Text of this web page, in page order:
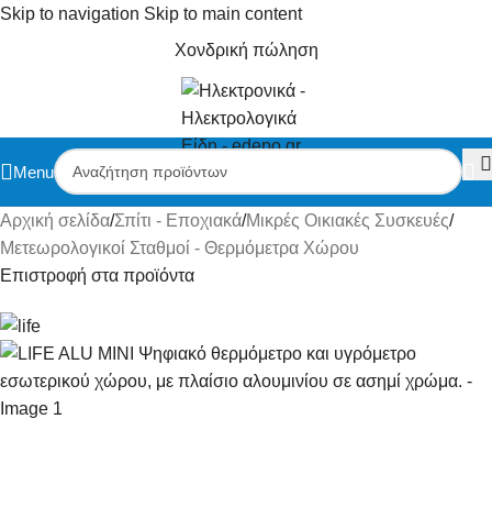
Skip to navigation Skip to main content
Χονδρική πώληση
Menu
Αρχική σελίδα/Σπίτι - Εποχιακά/Μικρές Οικιακές Συσκευές/
Μετεωρολογικοί Σταθμοί - Θερμόμετρα Χώρου
Επιστροφή στα προϊόντα